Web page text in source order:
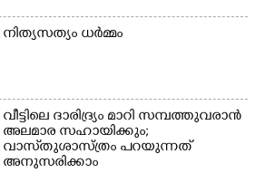
നായ. ഫോട്ടോ: കെ.വിശ്വജി
ത്ത്
നിത്യസത്യം ധർമ്മം
വീട്ടിലെ ദാരിദ്ര്യം മാറി സമ്പത്തുവരാൻ
അലമാര സഹായിക്കും;
വാസ്‌തുശാസ്ത്രം പറയുന്നത്
അനുസരിക്കാം